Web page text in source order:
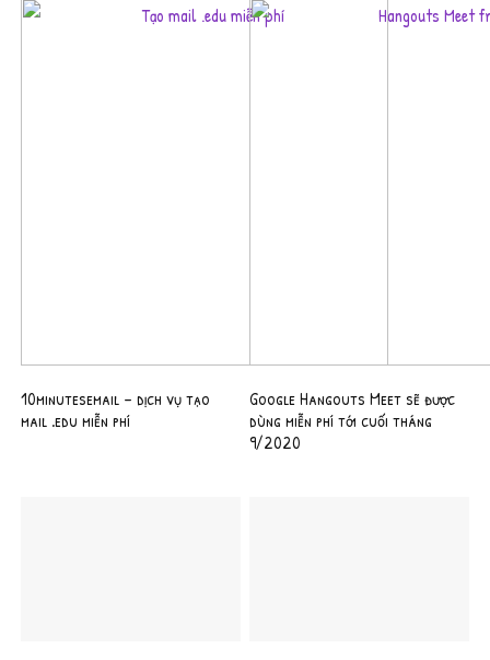
10minutesemail – dịch vụ tạo
mail .edu miễn phí
Google Hangouts Meet sẽ được
dùng miễn phí tới cuối tháng
9/2020